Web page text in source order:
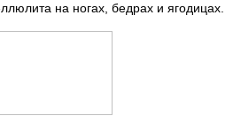
на ногах, бедрах и ягодицах.